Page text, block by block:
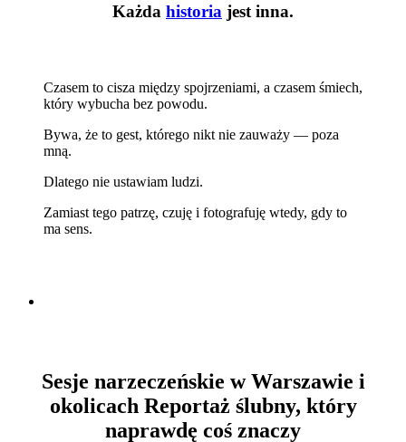
Każda historia jest inna.
Czasem to cisza między spojrzeniami, a czasem śmiech,
który wybucha bez powodu.
Bywa, że to gest, którego nikt nie zauważy — poza
mną.
Dlatego nie ustawiam ludzi.
Zamiast tego patrzę, czuję i fotografuję wtedy, gdy to
ma sens.
Sesje narzeczeńskie w Warszawie i
okolicach Reportaż ślubny, który
naprawdę coś znaczy